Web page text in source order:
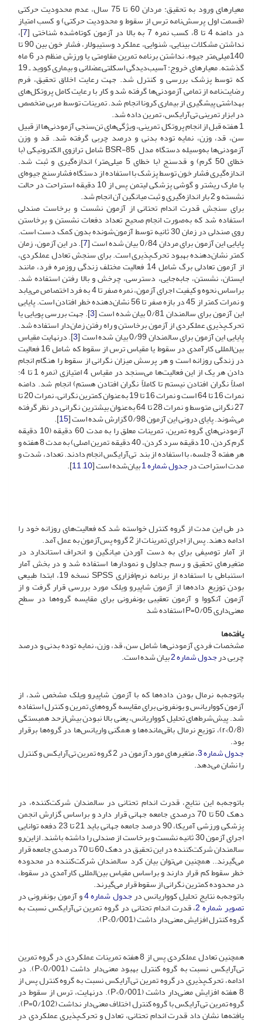
معیارهای ورود به تحقیق: مردان 60 تا 75 سال، عدم محدودیت حرکتی
(قسمت اول پرسش‌نامه ترس از سقوط و محدودیت حرکتی) و کسب امتیاز
در دامنه 4 تا 8، کسب نمره 7 به بالا در آزمون کوتاه‌شده شناختی [ 7]،
نداشتن مشکلات بینایی، شنوایی، عملکرد وستیبولار، فشار خون بین 90 تا
140میلی‌متر جیوه، نداشتن برنامه تمرین مقاومتی یا ورزش منظم در 6 ماه
گذشته. معیارهای خروج: آسیب‌دیدگی اسکلتی‌عضلانی و بیماری کووید ـ 19
که توسط پزشک بررسی و کنترل شد. جهت رعایت اخلاق تحقیق، فرم
رضایت‌نامه از تمامی آزمودنی‌ها گرفته شد و کار با رعایت کامل پروتکل‌های
بهداشتی پیشگیری از بیماری کرونا انجام شد. تمرینات توسط مربی متخصص
در ابزار تمرینی تی‌آرایکس، تمرین داده شد.
1 هفته قبل از انجام پروتکل تمرینی، ویژگی‌های تن‌سنجی آزمودنی‌ها از قبیل
سن، قد، وزن، نمایه توده بدنی و درصد چربی گرفته شد. قد و وزن
آزمودنی‌ها به‌وسیله دستگاه مدل BSR-85 شامل ترازوی الکترونیکی (با
خطای 50 گرم) و قد‌سنج (با خطای 5 میلی‌متر) اندازه‌گیری و ثبت شد.
اندازه‌گیری فشار خون توسط پزشک با استفاده از دستگاه فشارسنج جیوه‌ای
با مارک ریشتر و گوشی پزشکی لیتمن پس از 10 دقیقه استراحت در حالت
نشسته و 2 بار اندازه‌گیری و ثبت میانگین آن انجام شد.
برای سنجش قدرت اندام تحتانی از آزمون نشست ‌و برخاست صندلی
استفاده شد که به‌صورت انجام صحیح تعداد دفعات نشستن و برخاستن
روی صندلی در زمان 30 ثانیه توسط آزمون‌شونده بدون کمک دست است.
پایایی این آزمون برای مردان 0/84 بیان ‌شده است [ 7]. در این آزمون، زمان
کمتر نشان‌دهنده بهبود تحرک‌پذیری است. برای سنجش تعادل عملکردی،
از آزمون تعادلی برگ شامل 14 فعالیت مختلف زندگی روزمره فرد، مانند
ایستان، نشستن، جابه‌جایی، دسترسی، چرخش و بالا رفتن استفاده شد.
بر‌اساس نحوه و کیفیت اجرای آزمون، نمره صفر تا 4 به فرد اختصاص می‌یابد
و نمرات کمتر از 45 در بازه صفر تا 56 نشان‌دهنده خطر افتادن است. پایایی
این آزمون برای سالمندان 0/81 بیان ‌شده است [ 3]. جهت بررسی پویایی یا
تحرک‌پذیری عملکردی از آزمون برخاستن و راه رفتن زمان‌دار استفاده شد.
پایایی این آزمون برای سالمندان 0/99 بیان ‌شده است [ 3]. درنهایت مقیاس
بین‌المللی کارآمدی در سقوط یا مقیاس ترس از سقوط که شامل 16 فعالیت
در زندگی روزانه است و هر پرسش میزان نگرانی از سقوط را هنگام انجام
دادن هر یک از این فعالیت‌ها می‌سنجد در مقیاس 4 امتیازی (نمره 1 تا 4؛
اصلاً نگران افتادن نیستم تا کاملاً نگران افتادن هستم) انجام شد. دامنه
نمرات 16 تا 64 است و نمرات 16 تا 19 به‌عنوان کمترین نگرانی، نمرات 20 تا
27 نگرانی متوسط و نمرات 28 تا 64 به‌عنوان بیشترین نگرانی در نظر گرفته
می‌شوند. پایای درونی این آزمون 0/98 گزارش ‌شده است [ 15
].
آزمودنی‌های گروه تمرین، تمرینات معلق را به مدت 60 دقیقه (10 دقیقه
گرم کردن، 10 دقیقه سرد کردن، 40 دقیقه تمرین اصلی) به مدت 8 هفته و
هر هفته 3 جلسه، با استفاده از بند تی‌آرایکس انجام دادند. تعداد، شدت و
مدت استراحت درجدول شماره 1 بیان‌شده است [10
,
11
].
در طی این مدت از گروه کنترل خواسته شد که فعالیت‌های روزانه خود را
ادامه دهند. پس‌ از اجرای تمرینات از 2 گروه پس‌آزمون به عمل آمد.
از آمار توصیفی برای به دست آوردن میانگین و انحراف استاندارد در
متغیرهای تحقیق و رسم جداول و نمودارها استفاده شد و در بخش آمار
استنباطی با استفاده از برنامه نرم‌افزاری SPSS نسخه 19، ابتدا طبیعی
بودن توزیع داده‌ها از آزمون شاپیرو ویلک مورد بررسی قرار گرفت و از
آزمون آنکووا و آزمون تعقیبی بونفرونی برای مقایسه گروه‌ها در سطح
معنی‌داری 0/05=P استفاده شد
یافته‌ها
مشخصات فردی آزمودنی‌ها شامل سن، قد، وزن، نمایه توده بدنی و درصد
چربی درجدول شماره 2 بیان‌ شده است.
با‌توجه‌به نرمال بودن داده‌ها که با آزمون شاپیرو ویلک مشخص شد، از
آزمون کوواریانس و بونفرونی برای مقایسه گروه‌های تمرین و کنترل استفاده
شد. پیش‌شرط‌های تحلیل کوواریانس، یعنی بالا نبودن بیش‌ازحد همبستگی
(0/8>r)، توزیع نرمال باقی‌مانده‌ها و همگنی واریانس‌ها در گروه‌ها برقرار
بود.
جدول شماره 3 ، متغیرهای مورد‌آزمون در 2 گروه تمرین تی‌آرایکس و کنترل
را نشان می‌دهد.
با‌توجه‌به این نتایج، قدرت اندام تحتانی در سالمندان شرکت‌کننده، در
دهک 50 تا 70 درصدی جامعه جهانی قرار دارد و بر‌اساس گزارش انجمن
پزشکی ورزشی آمریکا، 90 درصد جامعه جهانی باید 21 تا 23 دفعه توانایی
اجرای آزمون 30 ثانیه نشست‌ و برخاست از صندلی را داشته باشند. ازاین‌رو
سالمندان شرکت‌کننده در این تحقیق در دهک 60 تا 70 درصدی جامعه قرار
می‌گیرند.. همچنین می‌توان بیان کرد سالمندان شرکت‌کننده در محدوده
خطر سقوط کم قرار دارند و بر‌اساس مقیاس بین‌المللی کارآمدی در سقوط،
در محدوده کمترین نگرانی از سقوط قرار می‌گیرند.
با‌توجه‌به نتایج تحلیل کوواریانس درجدول شماره 4 و آزمون بونفرونی در
تصویر شماره 2 ، قدرت اندام تحتانی در گروه تمرین تی‌آرایکس نسبت به
گروه کنترل افزایش معنی‌دار داشت (0/001>P).
همچنین تعادل عملکردی پس از 8 هفته تمرینات عملکردی در گروه تمرین
تی‌آرایکس نسبت به گروه کنترل بهبود معنی‌دار داشت (0/001>P). در
ادامه، تحرک‌پذیری در گروه تمرین تی‌آرایکس نسبت به گروه کنترل پس از
8 هفته افزایش معنی‌دار داشت (0/001>P). درنهایت، ترس از سقوط در
گروه تمرین تی‌آرایکس با گروه کنترل اختلاف معنی‌دار نداشت (0/102=P).
یافته‌ها نشان داد قدرت اندام تحتانی، تعادل و تحرک‌پذیری عملکردی در